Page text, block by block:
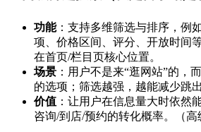
功能：支持多维筛选与排序，例
项、价格区间、评分、开放时间
在首页/栏目页核心位置。
场景 ：用户不是来“逛网站”的，
的选项；筛选越强，越能减少跳出
价值 ：让用户在信息量大时依然
咨询/到店/预约的转化概率。（高